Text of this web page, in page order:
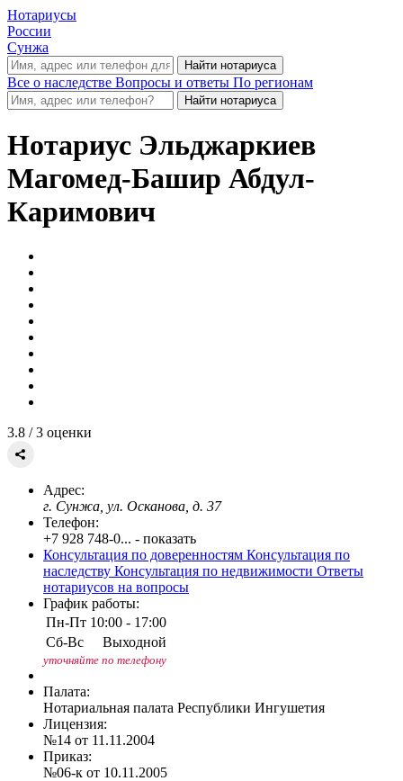
Нотариусы
России
Сунжа
Все о наследстве Вопросы и ответы По регионам
Нотариус Эльджаркиев
Магомед-Башир Абдул-
Каримович
3.8 / 3 оценки
Адрес:
г. Сунжа, ул. Осканова, д. 37
Телефон:
+7 928 748-0... - показать
Консультация по доверенностям Консультация по
наследству Консультация по недвижимости Ответы
нотариусов на вопросы
График работы:
Пн-Пт 10:00 - 17:00
Сб-Вс
Выходной
уточняйте по телефону
Палата:
Нотариальная палата Республики Ингушетия
Лицензия:
№14 от 11.11.2004
Приказ:
№06-к от 10.11.2005